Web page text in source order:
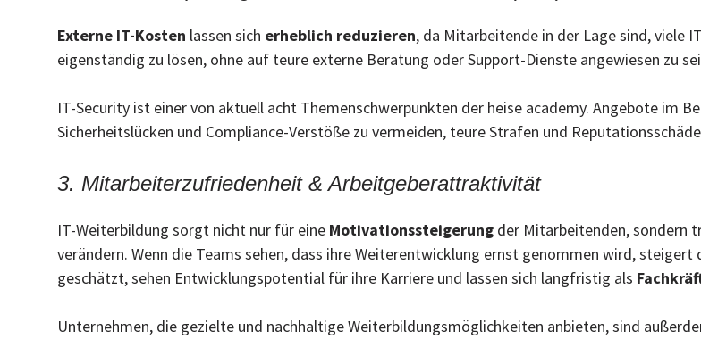
Externe IT-Kosten lassen sich erheblich reduzieren, da Mitarbeitende in der Lage sind, viele
eigenständig zu lösen, ohne auf teure externe Beratung oder Support-Dienste angewiesen zu
IT-Security ist einer von aktuell acht Themenschwerpunkten der heise academy. Angebote im
Sicherheitslücken und Compliance-Verstöße zu vermeiden, teure Strafen und
3. Mitarbeiterzufriedenheit & Arbeitgeberattraktivität
IT-Weiterbildung sorgt nicht nur für eine Motivationssteigerung der Mitarbeitenden, sondern
verändern. Wenn die Teams sehen, dass ihre Weiterentwicklung ernst genommen wird, steigert
geschätzt, sehen Entwicklungspotential für ihre Karriere und lassen sich langfristig als
Unternehmen, die gezielte und nachhaltige Weiterbildungsmöglichkeiten anbieten, sind